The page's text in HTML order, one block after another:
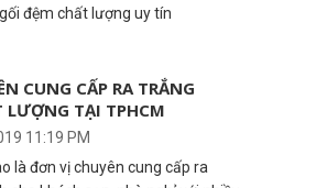
đệm chất lượng uy tín
CUNG CẤP RA TRẮNG
LƯỢNG TẠI TPHCM
11:19 PM
là đơn vị chuyên cung cấp ra